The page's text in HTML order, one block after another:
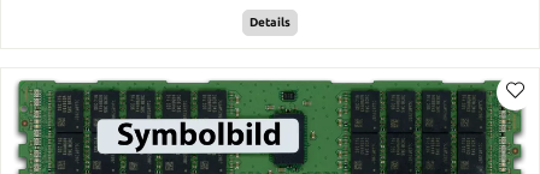
Details